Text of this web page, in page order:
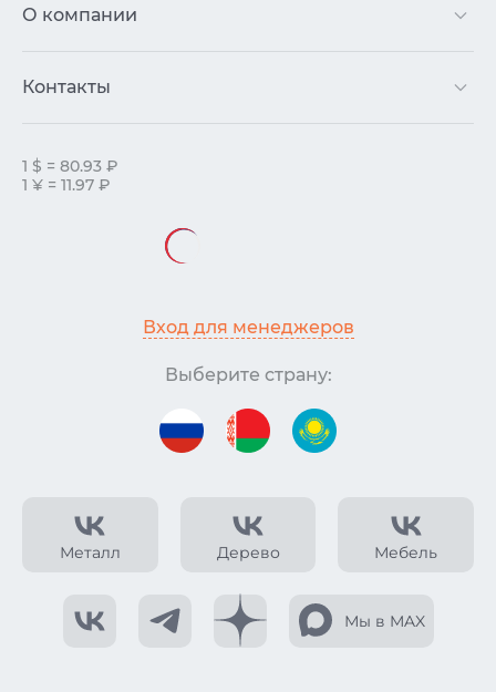
Металл Дерево Мебель
Мы в MAX
О компании
Контакты
1 $ = 80.93 ₽
1 ¥ = 11.97 ₽
Вход для менеджеров
Выберите страну: